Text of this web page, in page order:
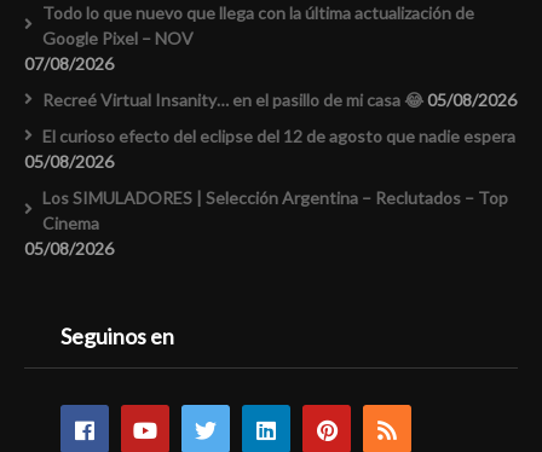
Todo lo que nuevo que llega con la última actualización de
Google Pixel – NOV
07/08/2026
Recreé Virtual Insanity… en el pasillo de mi casa 😂05/08/2026
El curioso efecto del eclipse del 12 de agosto que nadie espera
05/08/2026
Los SIMULADORES | Selección Argentina – Reclutados – Top
Cinema
05/08/2026
Seguinos en